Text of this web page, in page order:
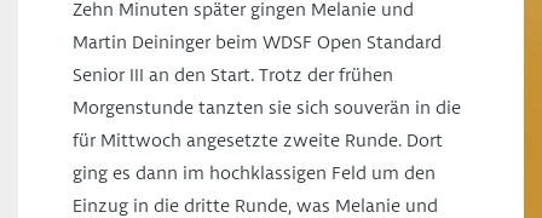
Zehn Minuten später gingen Melanie und
Martin Deininger beim WDSF Open Standard
Senior III an den Start. Trotz der frühen
Morgenstunde tanzten sie sich souverän in die
für Mittwoch angesetzte zweite Runde. Dort
ging es dann im hochklassigen Feld um den
Einzug in die dritte Runde, was Melanie und